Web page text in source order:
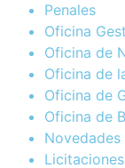
Penales
Oficina
Oficina de
Oficina de
Oficina de
Oficina de
Novedades